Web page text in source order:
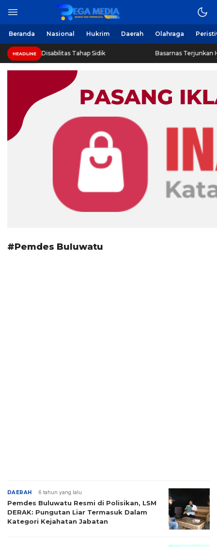
Regamedianews.com
Berita Harian Online
Beranda Nasional Hukrim Daerah Olahraga
HEADLINE
Remaja Disabilitas Tahap Sidik Basarnas Terjunkan
#Pemdes Buluwatu
DAERAH 6 tahun yang lalu
Pemdes Buluwatu Resmi di Polisikan, LSM
DERAK: Pungutan Liar Termasuk Dalam
Kategori Kejahatan Jabatan